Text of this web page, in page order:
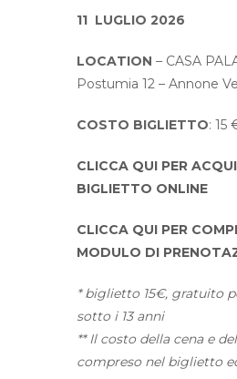
11 LUGLIO 2026
LOCATION – CASA
Postumia 12 – Annone
COSTO BIGLIETTO: 15
CLICCA QUI PER
BIGLIETTO ONLINE
CLICCA QUI PER
MODULO DI
* biglietto 15€, gratuito
sotto i 13 anni
** Il costo della cena e
compreso nel biglietto